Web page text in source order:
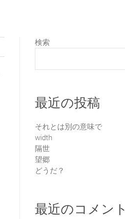
検索
最近の投稿
それとは別の意味で
width
隔世
望郷
どうだ？
最近のコメント